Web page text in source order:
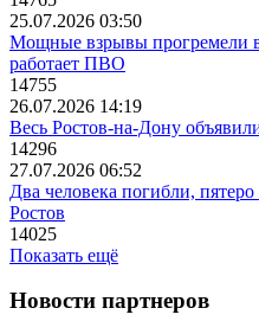
25.07.2026 03:50
Мощные взрывы прогремели
работает ПВО
14755
26.07.2026 14:19
Весь Ростов-на-Дону
14296
27.07.2026 06:52
Два человека погибли,
Ростов
14025
Показать ещё
Новости партнеров